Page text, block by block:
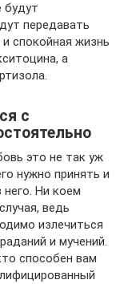
будут
передавать
спокойная жизнь
а
с
это не так уж
нужно принять и
Ни коем
ведь
излечиться
и мучений.
способен вам